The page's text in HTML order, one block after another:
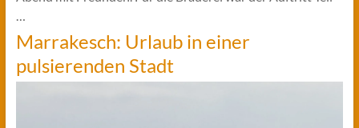
…
Marrakesch: Urlaub in einer
pulsierenden Stadt